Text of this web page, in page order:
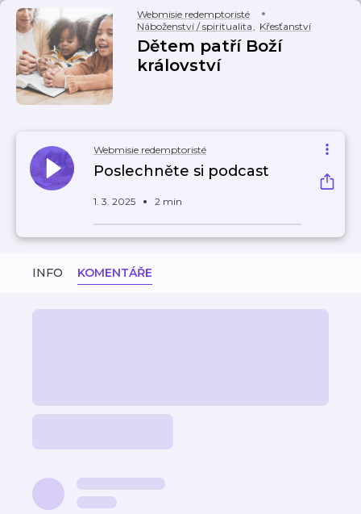
Webmisie redemptoristé
Náboženství / spiritualita, Křesťanství
Dětem patří Boží
království
Webmisie redemptoristé
Poslechněte si podcast
1. 3. 2025 2 min
INFO KOMENTÁŘE